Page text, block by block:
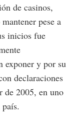
de casinos,
pese a
inicios fue
exponer y por su
declaraciones
de 2005, en uno